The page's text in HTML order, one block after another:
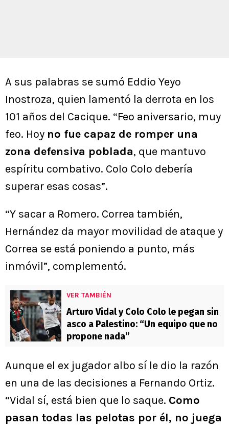
A sus palabras se sumó Eddio Yeyo
Inostroza, quien lamentó la derrota en los
101 años del Cacique. “Feo aniversario, muy
feo. Hoy no fue capaz de romper una
zona defensiva poblada, que mantuvo
espíritu combativo. Colo Colo debería
superar esas cosas”.
“Y sacar a Romero. Correa también,
Hernández da mayor movilidad de ataque y
Correa se está poniendo a punto, más
inmóvil”, complementó.
VER TAMBIÉN
Arturo Vidal y Colo Colo le pegan sin
asco a Palestino: “Un equipo que no
propone nada”
Aunque el ex jugador albo sí le dio la razón
en una de las decisiones a Fernando Ortiz.
“Vidal sí, está bien que lo saque. Como
pasan todas las pelotas por él, no juega